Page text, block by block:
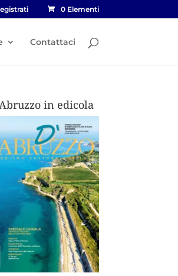
0 Elementi
Contattaci
in edicola